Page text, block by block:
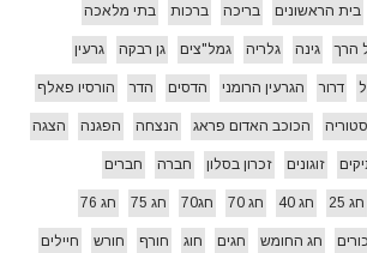
בית הראשונים בריכה ברכות בתי מלאכה
הרך גינה גלריה גמל"צים גן רבקה גרעין
דרור הגרעין הרומני הדסים הדר הורסיו פאלף
הכוכב האדום פראג הנצחה הפגנה הצגה
זוגונים זכרון בסלון חברה חברים
חג 25 חג 40 חג 70 חג70 חג 75 חג 76
חג החומש חגים חוג חורף חורש חיילים